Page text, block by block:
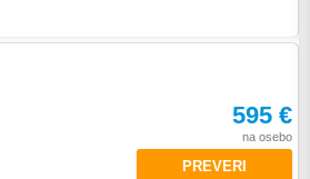
595 €
na osebo
PREVERI